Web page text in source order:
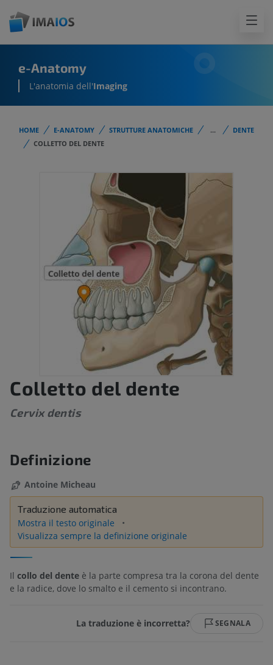
e-Anatomy
L'anatomia dell'Imaging
HOME E-ANATOMY STRUTTURE ANATOMICHE ...
DENTE
COLLETTO DEL DENTE
Colletto del dente
Cervix dentis
Definizione
Antoine Micheau
Traduzione automatica
Mostra il testo originale
Visualizza sempre la definizione originale
Il collo del dente è la parte compresa tra la corona del dente
e la radice, dove lo smalto e il cemento si incontrano.
La traduzione è incorretta? SEGNALA